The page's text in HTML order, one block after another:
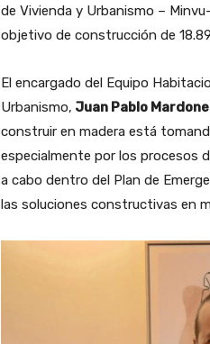
de Vivienda y Urbanismo –
objetivo de construcción de
El encargado del Equipo
Urbanismo, Juan Pablo
construir en madera está
especialmente por los procesos
a cabo dentro del Plan de
las soluciones constructivas en